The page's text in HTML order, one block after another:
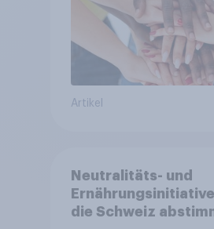
Artikel
Neutralitäts- und
die Schweiz